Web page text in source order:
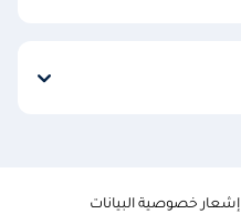
إشعار خصوصية البيانات